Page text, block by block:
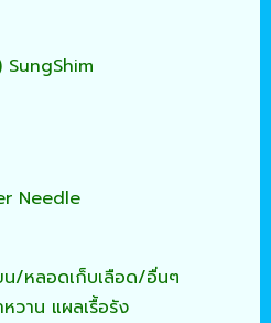
Needle
/หลอดเก็บเลือด/อื่นๆ
วาน แผลเรื้อรัง